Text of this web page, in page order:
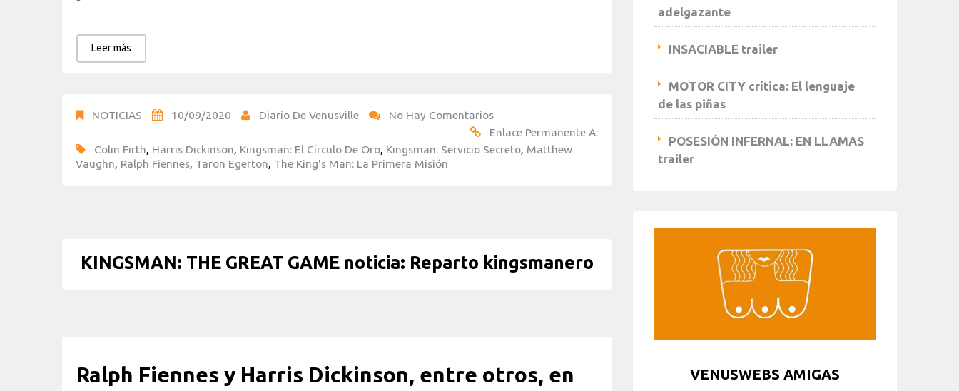
Leer más
NOTICIAS 10/09/2020 Diario De Venusville
No Hay Comentarios
Enlace Permanente A:
Colin Firth, Harris Dickinson, Kingsman: El Círculo De Oro, Kingsman: Servicio Secreto, Matthew
Vaughn, Ralph Fiennes, Taron Egerton, The King's Man: La Primera Misión
KINGSMAN: THE GREAT GAME noticia: Reparto kingsmanero
Ralph Fiennes y Harris Dickinson, entre otros, en
adelgazante
INSACIABLE trailer
MOTOR CITY crítica: El lenguaje
de las piñas
POSESIÓN INFERNAL: EN LLAMAS
trailer
VENUSWEBS AMIGAS